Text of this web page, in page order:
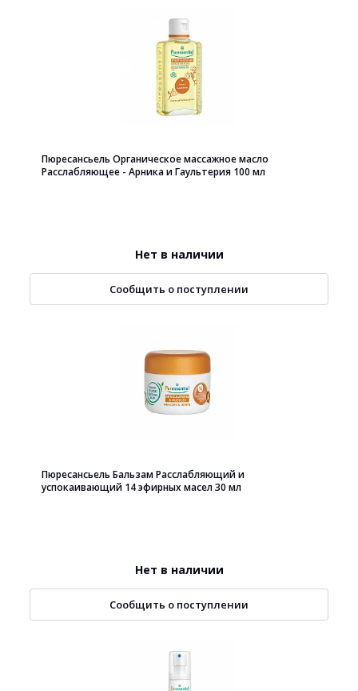
Пюресансьель Органическое массажное масло
Расслабляющее - Арника и Гаультерия 100 мл
Нет в наличии
Сообщить о поступлении
Пюресансьель Бальзам Расслабляющий и
успокаивающий 14 эфирных масел 30 мл
Нет в наличии
Сообщить о поступлении